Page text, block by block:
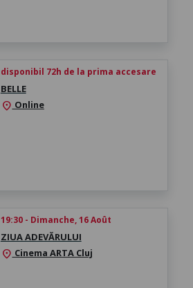
disponibil 72h de la prima accesare
BELLE
location_on Online
19:30 - Dimanche, 16 Août
ZIUA ADEVĂRULUI
location_on Cinema ARTA Cluj